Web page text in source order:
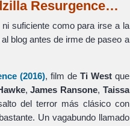
Resurgence…
suficiente como para irse a la
blog antes de irme de paseo a
(2016), film de Ti Westque
,James Ransone, Taissa
del terror más clásico con
Un vagabundo llamado